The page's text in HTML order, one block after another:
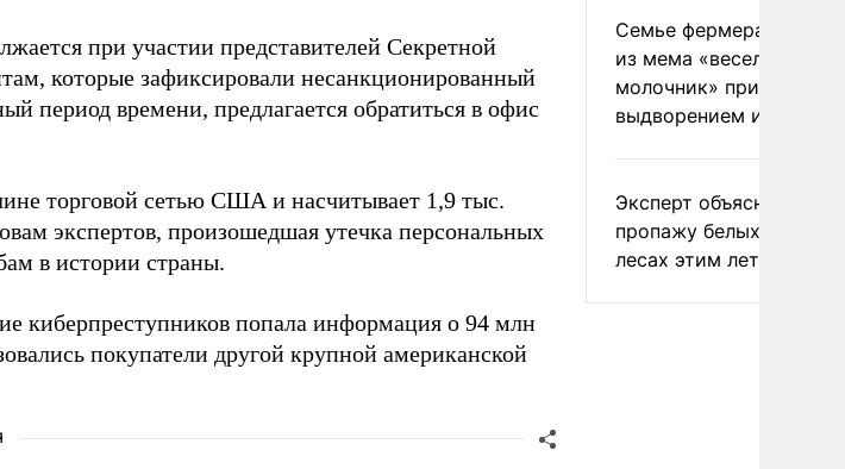
при участии представителей Секретной
которые зафиксировали несанкционированный
период времени, предлагается обратиться в офис
торговой сетью США и насчитывает 1,9 тыс.
экспертов, произошедшая утечка персональных
в истории страны.
киберпреступников попала информация о 94 млн
покупатели другой крупной американской
Семье фермера
из мема «веселый
молочник» пригрозили
выдворением из
Эксперт объяснил
пропажу белых грибов
лесах этим летом